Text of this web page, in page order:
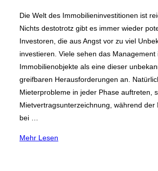
Die Welt des Immobilieninvestitionen ist
Nichts destotrotz gibt es immer wieder
Investoren, die aus Angst vor zu viel
investieren. Viele sehen das Management
Immobilienobjekte als eine dieser
greifbaren Herausforderungen an.
Mieterprobleme in jeder Phase auftreten,
Mietvertragsunterzeichnung, während der
bei …
Mehr über
Lesen